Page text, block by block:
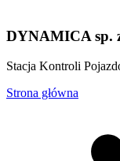
DYNAMICA sp.
Stacja Kontroli
Strona główna